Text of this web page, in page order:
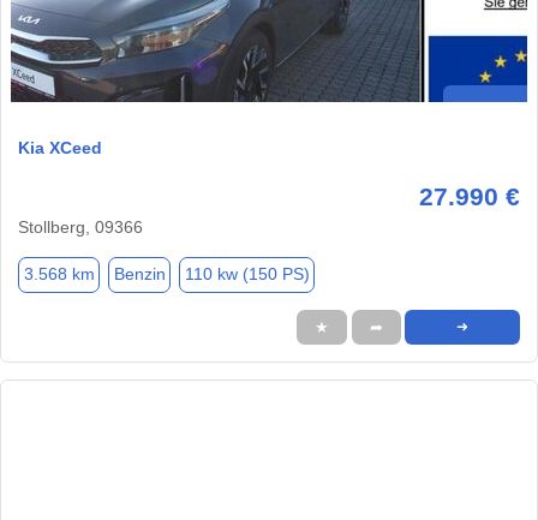
Kia XCeed
27.990 €
Stollberg, 09366
3.568 km Benzin 110 kw (150 PS)
★ ➦ ➜